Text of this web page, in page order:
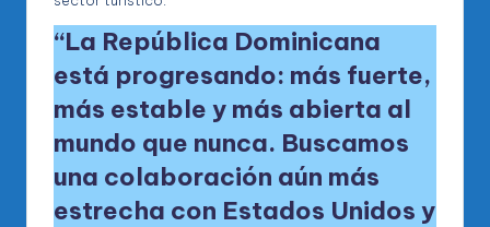
“La República Dominicana
está progresando: más fuerte,
más estable y más abierta al
mundo que nunca. Buscamos
una colaboración aún más
estrecha con Estados Unidos y